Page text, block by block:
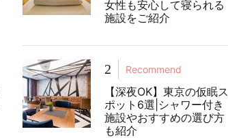
女性も安心して寝られる
施設をご紹介
2 Recommend
【深夜OK】東京の仮眠ス
ポット6選|シャワー付き
施設やおすすめの選び方
も紹介